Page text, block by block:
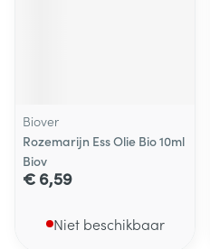
Biover
Rozemarijn Ess Olie Bio 10ml
Biov
€ 6,59
Niet beschikbaar